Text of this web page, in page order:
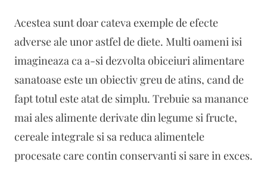
Acestea sunt doar cateva exemple de efecte
adverse ale unor astfel de diete. Multi oameni isi
imagineaza ca a-si dezvolta obiceiuri alimentare
sanatoase este un obiectiv greu de atins, cand de
fapt totul este atat de simplu. Trebuie sa manance
mai ales alimente derivate din legume si fructe,
cereale integrale si sa reduca alimentele
procesate care contin conservanti si sare in exces.